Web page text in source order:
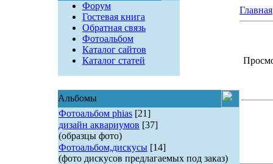
Форум
Гостевая книга
Обратная связь
Фотоальбом
Каталог сайтов
Каталог статей
Альбомы
Фотоальбом phias [21]
дизайн аквариумов [37]
(образцы фото)
Фотоальбом,дискусы [14]
(фото дискусов предлагаемых под заказ)
Главная